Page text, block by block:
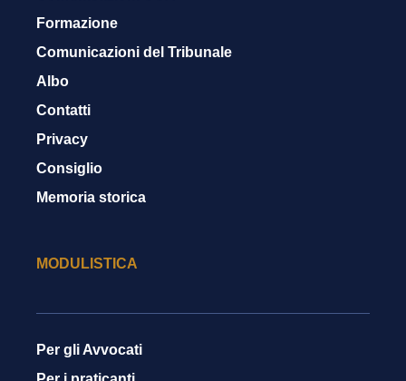
Formazione
Comunicazioni del Tribunale
Albo
Contatti
Privacy
Consiglio
Memoria storica
MODULISTICA
Per gli Avvocati